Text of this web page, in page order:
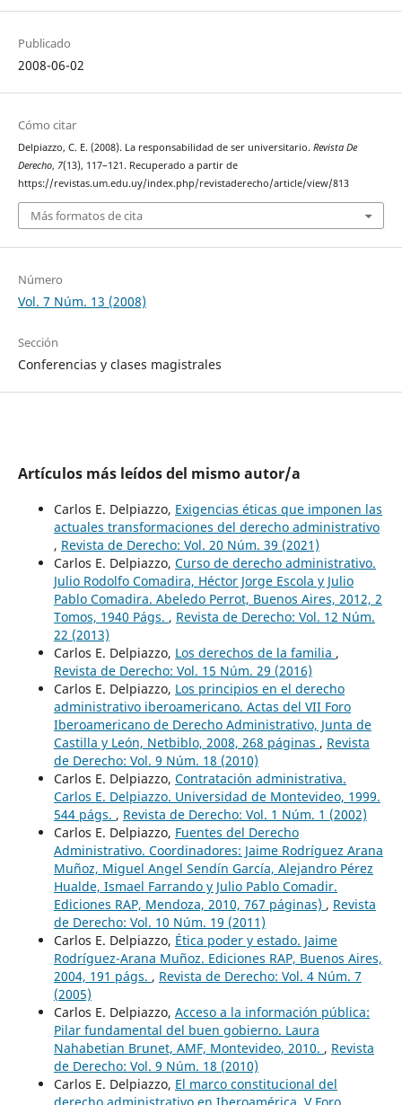
Publicado
2008-06-02
Cómo citar
Delpiazzo, C. E. (2008). La responsabilidad de ser universitario. Revista De
Derecho, 7(13), 117–121. Recuperado a partir de
https://revistas.um.edu.uy/index.php/revistaderecho/article/view/813
Más formatos de cita
Número
Vol. 7 Núm. 13 (2008)
Sección
Conferencias y clases magistrales
Artículos más leídos del mismo autor/a
Carlos E. Delpiazzo, Exigencias éticas que imponen las
actuales transformaciones del derecho administrativo
, Revista de Derecho: Vol. 20 Núm. 39 (2021)
Carlos E. Delpiazzo, Curso de derecho administrativo.
Julio Rodolfo Comadira, Héctor Jorge Escola y Julio
Pablo Comadira. Abeledo Perrot, Buenos Aires, 2012, 2
Tomos, 1940 Págs. , Revista de Derecho: Vol. 12 Núm.
22 (2013)
Carlos E. Delpiazzo, Los derechos de la familia ,
Revista de Derecho: Vol. 15 Núm. 29 (2016)
Carlos E. Delpiazzo, Los principios en el derecho
administrativo iberoamericano. Actas del VII Foro
Iberoamericano de Derecho Administrativo, Junta de
Castilla y León, Netbiblo, 2008, 268 páginas , Revista
de Derecho: Vol. 9 Núm. 18 (2010)
Carlos E. Delpiazzo, Contratación administrativa.
Carlos E. Delpiazzo. Universidad de Montevideo, 1999.
544 págs. , Revista de Derecho: Vol. 1 Núm. 1 (2002)
Carlos E. Delpiazzo, Fuentes del Derecho
Administrativo. Coordinadores: Jaime Rodríguez Arana
Muñoz, Miguel Angel Sendín García, Alejandro Pérez
Hualde, Ismael Farrando y Julio Pablo Comadir.
Ediciones RAP, Mendoza, 2010, 767 páginas) , Revista
de Derecho: Vol. 10 Núm. 19 (2011)
Carlos E. Delpiazzo, Ética poder y estado. Jaime
Rodríguez-Arana Muñoz. Ediciones RAP, Buenos Aires,
2004, 191 págs. , Revista de Derecho: Vol. 4 Núm. 7
(2005)
Carlos E. Delpiazzo, Acceso a la información pública:
Pilar fundamental del buen gobierno. Laura
Nahabetian Brunet, AMF, Montevideo, 2010. , Revista
de Derecho: Vol. 9 Núm. 18 (2010)
Carlos E. Delpiazzo, El marco constitucional del